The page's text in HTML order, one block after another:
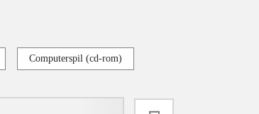
Computerspil (cd-rom)